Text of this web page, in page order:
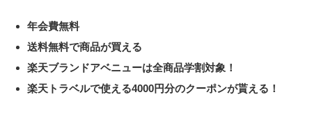
年会費無料
送料無料で商品が買える
楽天ブランドアベニューは全商品学割対象！
楽天トラベルで使える4000円分のクーポンが貰える！